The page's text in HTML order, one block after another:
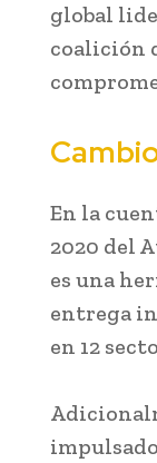
global
coalición
En la
2020 del
es una
entrega
en 12